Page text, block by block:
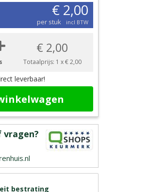
€ 2,00
per stuk incl BTW
€ 2,00
Totaalprijs: 1 x€ 2,00
leverbaar!
vragen?
bestrating